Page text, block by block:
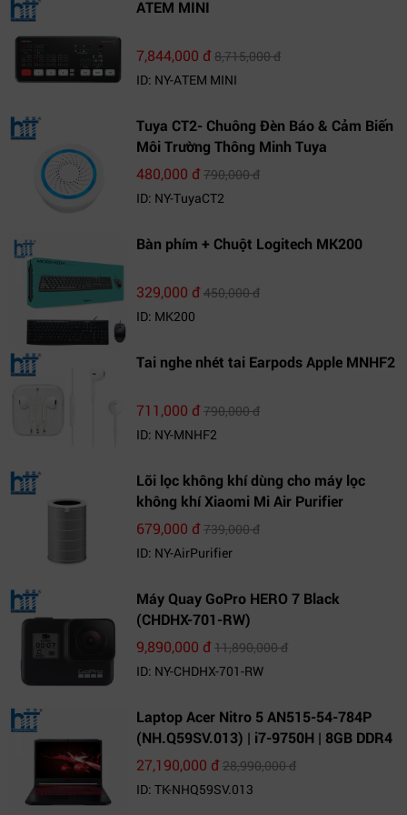
ATEM MINI
7,844,000 đ8,715,000 đ
ID: NY-ATEM MINI
Tuya CT2- Chuông Đèn Báo & Cảm Biến
Môi Trường Thông Minh Tuya
480,000 đ790,000 đ
ID: NY-TuyaCT2
Bàn phím + Chuột Logitech MK200
329,000 đ450,000 đ
ID: MK200
Tai nghe nhét tai Earpods Apple MNHF2
711,000 đ790,000 đ
ID: NY-MNHF2
Lõi lọc không khí dùng cho máy lọc
không khí Xiaomi Mi Air Purifier
679,000 đ739,000 đ
ID: NY-AirPurifier
Máy Quay GoPro HERO 7 Black
(CHDHX-701-RW)
9,890,000 đ11,890,000 đ
ID: NY-CHDHX-701-RW
Laptop Acer Nitro 5 AN515-54-784P
(NH.Q59SV.013) | i7-9750H | 8GB DDR4
| 1TB HDD | GeForce GTX 1650 4GB |
27,190,000 đ28,990,000 đ
ID: TK-NHQ59SV.013